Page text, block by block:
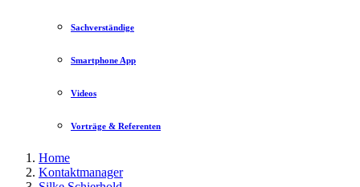
Sachverständige
Smartphone App
Videos
Vorträge & Referenten
Home
Kontaktmanager